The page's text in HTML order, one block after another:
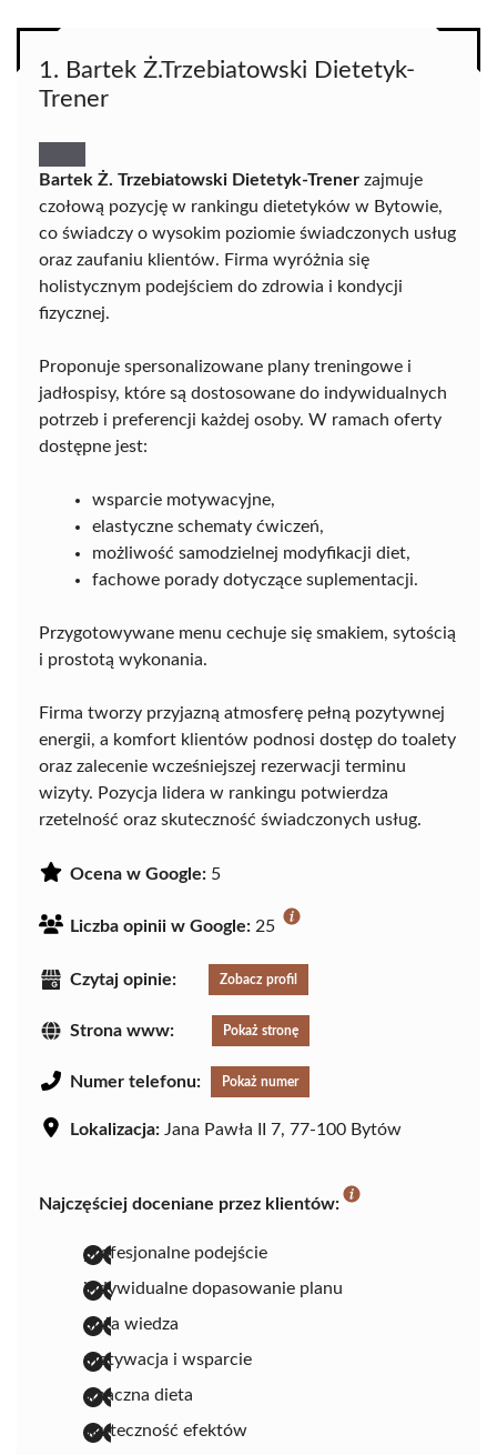
1. Bartek Ż.Trzebiatowski Dietetyk-
Trener
Bartek Ż. Trzebiatowski Dietetyk-Trener zajmuje
czołową pozycję w rankingu dietetyków w Bytowie,
co świadczy o wysokim poziomie świadczonych usług
oraz zaufaniu klientów. Firma wyróżnia się
holistycznym podejściem do zdrowia i kondycji
fizycznej.
Proponuje spersonalizowane plany treningowe i
jadłospisy, które są dostosowane do indywidualnych
potrzeb i preferencji każdej osoby. W ramach oferty
dostępne jest:
wsparcie motywacyjne,
elastyczne schematy ćwiczeń,
możliwość samodzielnej modyfikacji diet,
fachowe porady dotyczące suplementacji.
Przygotowywane menu cechuje się smakiem, sytością
i prostotą wykonania.
Firma tworzy przyjazną atmosferę pełną pozytywnej
energii, a komfort klientów podnosi dostęp do toalety
oraz zalecenie wcześniejszej rezerwacji terminu
wizyty. Pozycja lidera w rankingu potwierdza
rzetelność oraz skuteczność świadczonych usług.
Ocena w Google: 5
Liczba opinii w Google: 25
Czytaj opinie: Zobacz profil
Strona www: Pokaż stronę
Numer telefonu: Pokaż numer
Lokalizacja: Jana Pawła II 7, 77-100 Bytów
Najczęściej doceniane przez klientów:
profesjonalne podejście
indywidualne dopasowanie planu
duża wiedza
motywacja i wsparcie
smaczna dieta
skuteczność efektów